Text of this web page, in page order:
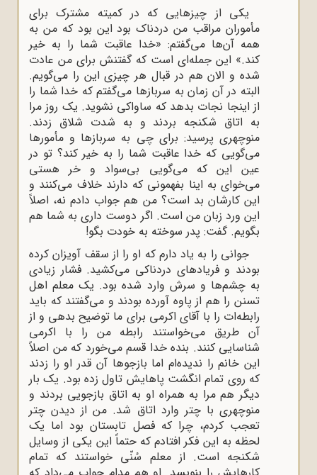
یکی از چیزهایی که در کمیته مشترک برای
مأموران مراقب من دردناک بود این بود که من به
همه آن‌ها می‌گفتم: «خدا عاقبت شما را به خیر
کند.» این جمله‌ای است که گفتنش برای من عادت
شده و الان هم در قبال هر چیزی این را می‌گویم.
البته در آن زمان به سربازها می‌گفتم که خدا شما را
از اینجا نجات بدهد که ساواکی نشوید. یک روز مرا
به اتاق شکنجه بردند و به شدت شلاق زدند.
منوچهری پرسید: برای چی به سربازها و مأمورها
می‌گویی که خدا عاقبت شما را به خیر کند؟ تو در
عین این که می‌گویی بی‌سواد و خر هستی
می‌خوای به اینا بفهمونی که دارند خلاف می‌کنند و
این کارشان بد است؟ من هم جواب دادم نه، اصلاً
این ورد زبان من است. اگر دوست داری به شما هم
بگویم. گفت: پدر سوخته به خودت بگو!
جوانی را به یاد دارم که او را از سقف آویزان کرده
بودند و فریادهای دردناکی می‌کشید. فشار زیادی
به چشم‌ها و سرش وارد شده بود. یک معلم اهل
تسنن را هم از پاوه آورده بودند و می‌گفتند که باید
رابطه‌ات را با آقای اکرمی برای ما توضیح بدهی و از
آن طریق می‌خواستند رابطه من را با اکرمی
شناسایی کنند. بنده خدا قسم می‌خورد که من اصلاً
این خانم را ندیده‌ام اما بازجوها آن قدر او را زدند
که روی تمام انگشت پاهایش تاول زده بود. یک بار
دیگر هم مرا به همراه او به اتاق بازجویی بردند و
منوچهری با چتر وارد اتاق شد. من از دیدن چتر
تعجب کردم، چرا که فصل تابستان بود اما یک
لحظه به این فکر افتادم که حتماً این یکی از وسایل
شکنجه است. از معلم سُنّی خواستند که تمام